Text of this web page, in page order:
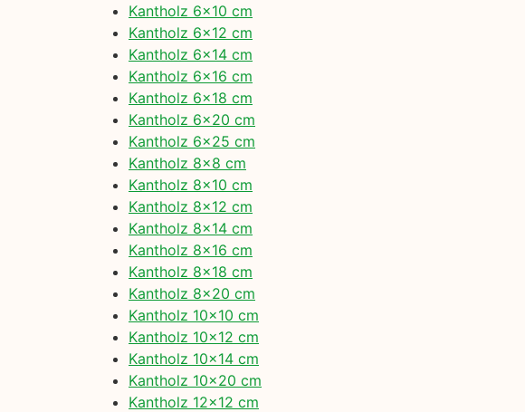
Kantholz 6×10 cm
Kantholz 6×12 cm
Kantholz 6×14 cm
Kantholz 6×16 cm
Kantholz 6×18 cm
Kantholz 6×20 cm
Kantholz 6×25 cm
Kantholz 8×8 cm
Kantholz 8×10 cm
Kantholz 8×12 cm
Kantholz 8×14 cm
Kantholz 8×16 cm
Kantholz 8×18 cm
Kantholz 8×20 cm
Kantholz 10×10 cm
Kantholz 10×12 cm
Kantholz 10×14 cm
Kantholz 10×20 cm
Kantholz 12×12 cm